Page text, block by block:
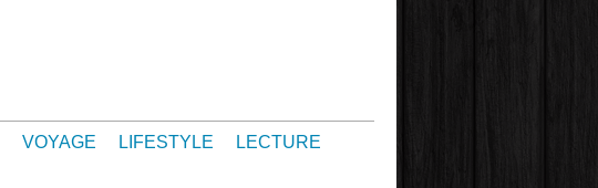
VOYAGE LIFESTYLE LECTURE